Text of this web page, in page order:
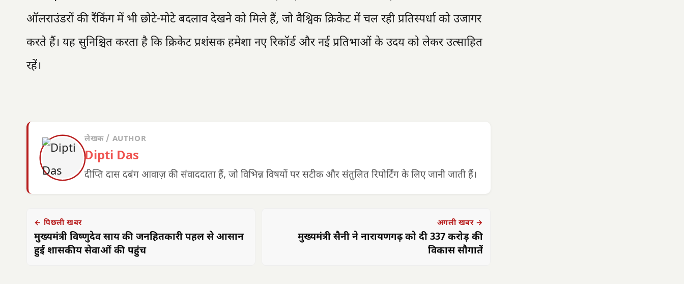
ऑलराउंडरों की रैंकिंग में भी छोटे-मोटे बदलाव देखने को मिले हैं, जो वैश्विक क्रिकेट में चल रही प्रतिस्पर्धा को उजागर
करते हैं। यह सुनिश्चित करता है कि क्रिकेट प्रशंसक हमेशा नए रिकॉर्ड और नई प्रतिभाओं के उदय को लेकर उत्साहित
रहें।
लेखक / AUTHOR
Dipti Das
दीप्ति दास दबंग आवाज़ की संवाददाता हैं, जो विभिन्न विषयों पर सटीक और संतुलित रिपोर्टिंग के लिए जानी जाती हैं।
← पिछली खबर
मुख्यमंत्री विष्णुदेव साय की जनहितकारी पहल से आसान
हुई शासकीय सेवाओं की पहुंच
अगली खबर →
मुख्यमंत्री सैनी ने नारायणगढ़ को दी 337 करोड़ की
विकास सौगातें